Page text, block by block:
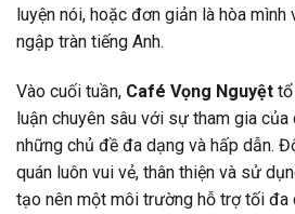
luyện nói, hoặc đơn giản là hòa mình
ngập tràn tiếng Anh.
Vào cuối tuần, Café Vọng Nguyệt
luận chuyên sâu với sự tham gia của
những chủ đề đa dạng và hấp dẫn.
quán luôn vui vẻ, thân thiện và sử
tạo nên một môi trường hỗ trợ tối đa